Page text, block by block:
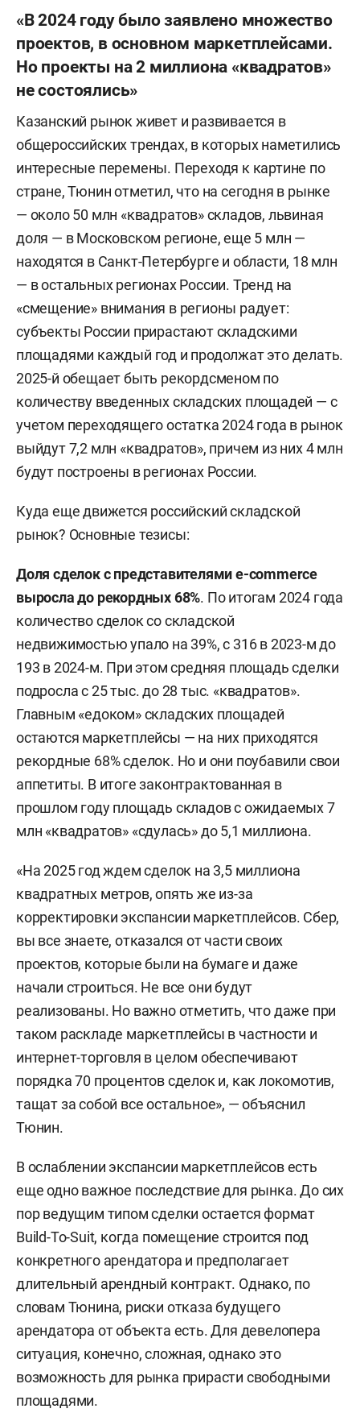
задумки.
Фулфилмент-центр отOzon:В июле 2024 года
Ozon запустил третью очередь логистического
«Зеленодольск», а также
анонсировал
открытию в регионе еще одного фулфилмент-
центра общей площадью 85 тыс. кв. метров.
Новый складской комплекс расположится в
индустриальном парке «Тура 2.0». Старт
операций запланирован на конец 2026 года, а на
полную мощность логистический хаб выйдет в
2027-м. Объект будет построен по формату build
to suit — девелопер «Ромекс» строит здание по
техническому заданию Ozon и передает его
маркетплейсу в долгосрочную аренду.
NK «Парк Казань»:проект складского
комплекса класса А от федерального
девелопера NK Group. Расположится объект в
Пестречинском районе, планируемая площадь —
стартовало в III квартале 2024 года. Суммарная
площадь под застройку, согласно
компании, — 33 гектара.
«В 2024 году было заявлено множество
проектов, в основном маркетплейсами.
Но проекты на 2 миллиона «квадратов»
не состоялись»
Казанский рынок живет и развивается в
общероссийских трендах, в которых наметились
интересные перемены. Переходя к картине по
стране, Тюнин отметил, что на сегодня в рынке
— около 50 млн «квадратов» складов, львиная
доля — в Московском регионе, еще 5 млн —
находятся в Санкт-Петербурге и области, 18 млн
— в остальных регионах России. Тренд на
«смещение» внимания в регионы радует:
субъекты России прирастают складскими
площадями каждый год и продолжат это делать.
2025-й обещает быть рекордсменом по
количеству введенных складских площадей — с
учетом переходящего остатка 2024 года в рынок
выйдут 7,2 млн «квадратов», причем из них 4 млн
будут построены в регионах России.
Куда еще движется российский складской
рынок? Основные тезисы:
Доля сделок с представителямиe-commerce
выросла до рекордных 68%. По итогам 2024 года
количество сделок со складской
недвижимостью упало на 39%, с 316 в 2023-м до
193 в 2024-м. При этом средняя площадь сделки
подросла с 25 тыс. до 28 тыс. «квадратов».
Главным «едоком» складских площадей
остаются маркетплейсы — на них приходятся
рекордные 68% сделок. Но и они поубавили свои
аппетиты. В итоге законтрактованная в
прошлом году площадь складов с ожидаемых 7
млн «квадратов» «сдулась» до 5,1 миллиона.
«На 2025 год ждем сделок на 3,5 миллиона
квадратных метров, опять же из-за
корректировки экспансии маркетплейсов. Сбер,
вы все знаете, отказался от части своих
проектов, которые были на бумаге и даже
начали строиться. Не все они будут
реализованы. Но важно отметить, что даже при
таком раскладе маркетплейсы в частности и
интернет-торговля в целом обеспечивают
порядка 70 процентов сделок и, как локомотив,
тащат за собой все остальное», — объяснил
Тюнин.
В ослаблении экспансии маркетплейсов есть
еще одно важное последствие для рынка. До сих
пор ведущим типом сделки остается формат
Build-To-Suit, когда помещение строится под
конкретного арендатора и предполагает
длительный арендный контракт. Однако, по
словам Тюнина, риски отказа будущего
арендатора от объекта есть. Для девелопера
ситуация, конечно, сложная, однако это
возможность для рынка прирасти свободными
площадями.